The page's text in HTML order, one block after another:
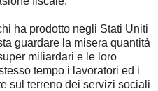
ha prodotto negli Stati Uniti
guardare la misera quantità
miliardari e le loro
tempo i lavoratori ed i
sul terreno dei servizi sociali